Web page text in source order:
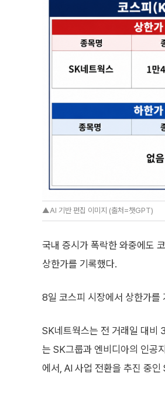
▲AI 기반 편집 이미지 (출처=챗GPT)
국내 증시가 폭락한 와중에도
상한가를 기록했다.
8일 코스피 시장에서 상한가를
SK네트웍스는 전 거래일 대비
는 SK그룹과 엔비디아의 인공
에서, AI 사업 전환을 추진 중